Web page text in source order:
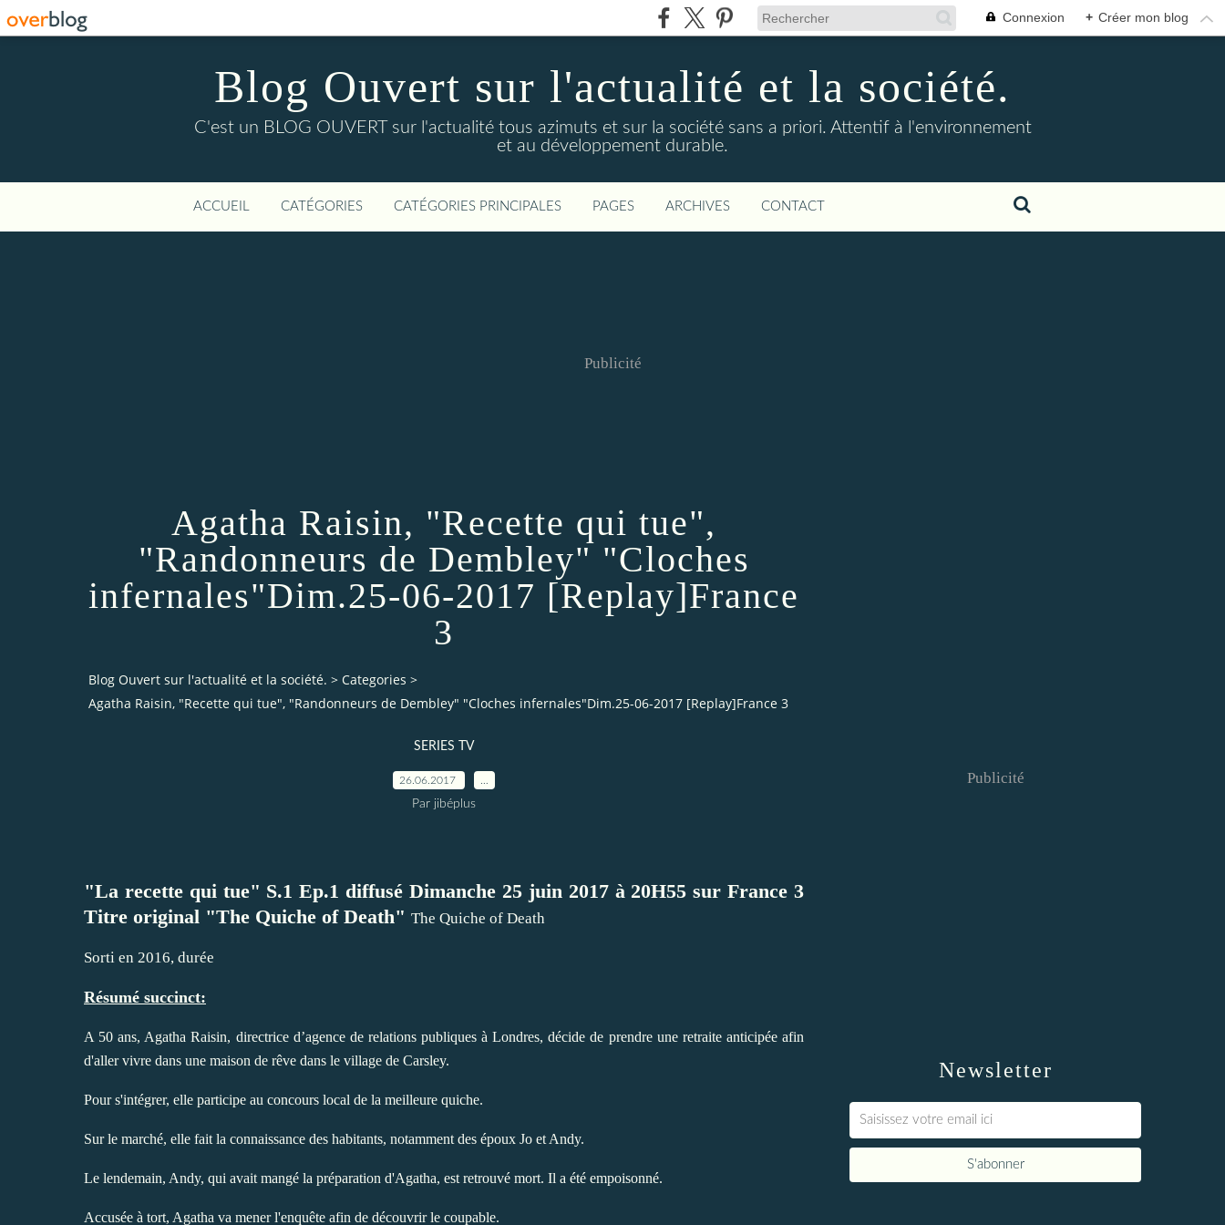
Connexion + Créer mon blog
Blog Ouvert sur l'actualité et la société.
C'est un BLOG OUVERT sur l'actualité tous azimuts et sur la société sans a priori. Attentif à l'environnement
et au développement durable.
ACCUEIL CATÉGORIES CATÉGORIES PRINCIPALES PAGES ARCHIVES CONTACT
Publicité
Agatha Raisin, "Recette qui tue",
"Randonneurs de Dembley" "Cloches
infernales"Dim.25-06-2017 [Replay]France
3
Blog Ouvert sur l'actualité et la société. > Categories >
Agatha Raisin, "Recette qui tue", "Randonneurs de Dembley" "Cloches infernales"Dim.25-06-2017 [Replay]France 3
SERIES TV
26.06.2017
Par jibéplus
"La recette qui tue" S.1 Ep.1 diffusé Dimanche 25 juin 2017 à 20H55 sur France 3
Titre original "The Quiche of Death" The Quiche of Death
Sorti en 2016, durée
Résumé succinct:
A 50 ans, Agatha Raisin, directrice d’agence de relations publiques à Londres,décide de prendre une retraite anticipée afin
d'aller vivre dans une maison de rêve dans le village de Carsley.
Pour s'intégrer, elle participe au concours local de la meilleure quiche.
Sur le marché, elle fait la connaissance des habitants, notamment des époux Jo et Andy.
Le lendemain, Andy, qui avait mangé la préparation d'Agatha, est retrouvé mort. Il a été empoisonné.
Accusée à tort, Agatha va mener l'enquête afin de découvrir le coupable.
Newsletter
Publicité